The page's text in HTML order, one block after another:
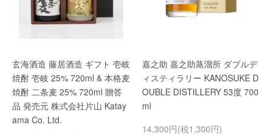
玄海酒造 藤居酒造 ギフト 壱岐
焼酎 壱岐 25% 720ml & 本格麦
焼酎 二条麦 25% 720ml 贈答
品 発売元 株式会社片山 Katay
ama Co. Ltd.
嘉之助 嘉之助蒸溜所 ダブルデ
ィスティラリー KANOSUKE D
OUBLE DISTILLERY 53度 700
ml
14,300円(税1,300円)